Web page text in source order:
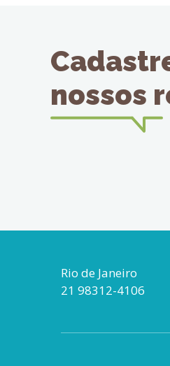
nossos
Rio de Janeiro
21 98312-4106